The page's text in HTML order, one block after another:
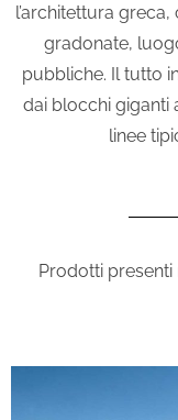
l’architettura
gradonate,
pubbliche. Il tutto
dai blocchi giganti
linee
Prodotti presenti